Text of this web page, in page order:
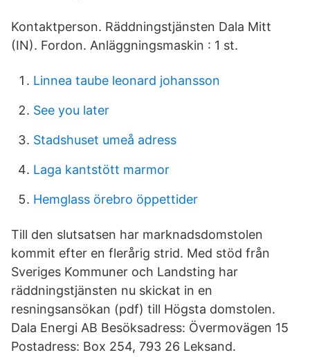
Kontaktperson. Räddningstjänsten Dala Mitt
(IN). Fordon. Anläggningsmaskin : 1 st.
Linnea taube leonard johansson
See you later
Stadshuset umeå adress
Laga kantstött marmor
Hemglass örebro öppettider
Till den slutsatsen har marknadsdomstolen
kommit efter en flerårig strid. Med stöd från
Sveriges Kommuner och Landsting har
räddningstjänsten nu skickat in en
resningsansökan (pdf) till Högsta domstolen.
Dala Energi AB Besöksadress: Övermovägen 15
Postadress: Box 254, 793 26 Leksand.